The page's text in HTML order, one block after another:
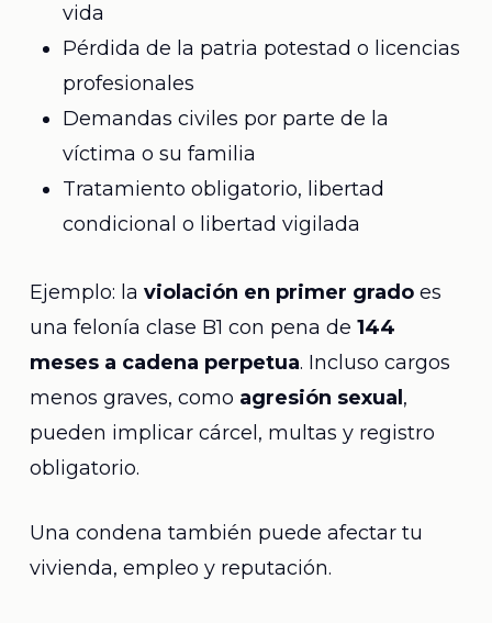
vida
Pérdida de la patria potestad o licencias
profesionales
Demandas civiles por parte de la
víctima o su familia
Tratamiento obligatorio, libertad
condicional o libertad vigilada
Ejemplo: la violación en primer gradoes
una felonía clase B1 con pena de 144
meses a cadena perpetua. Incluso cargos
menos graves, como agresión sexual ,
pueden implicar cárcel, multas y registro
obligatorio.
Una condena también puede afectar tu
vivienda, empleo y reputación.